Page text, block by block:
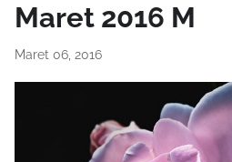
Maret 2016 M
Maret 06, 2016